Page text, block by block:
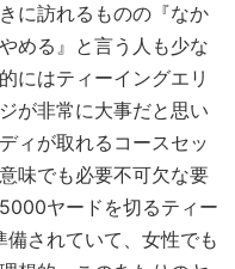
に訪れるものの『なか
める』と言う人も少な
にはティーイングエリ
が非常に大事だと思い
ィが取れるコースセッ
味でも必要不可欠な要
ヤードを切るティー
されていて、女性でも